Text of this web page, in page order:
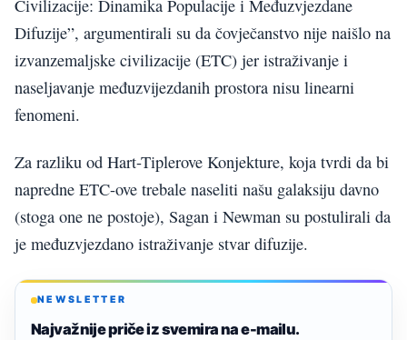
Civilizacije: Dinamika Populacije i Međuzvjezdane
Difuzije”, argumentirali su da čovječanstvo nije naišlo na
izvanzemaljske civilizacije (ETC) jer istraživanje i
naseljavanje međuzvijezdanih prostora nisu linearni
fenomeni.
Za razliku od Hart-Tiplerove Konjekture, koja tvrdi da bi
napredne ETC-ove trebale naseliti našu galaksiju davno
(stoga one ne postoje), Sagan i Newman su postulirali da
je međuzvjezdano istraživanje stvar difuzije.
NEWSLETTER
Najvažnije priče iz svemira na e-mailu.